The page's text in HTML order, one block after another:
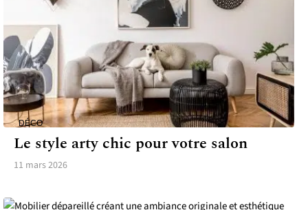
DÉCO
Le style arty chic pour votre salon
11 mars 2026